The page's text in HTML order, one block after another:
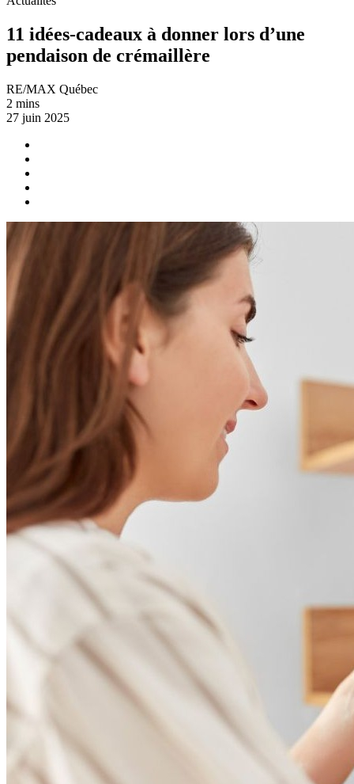
11 idées-cadeaux à donner lors d’une
pendaison de crémaillère
RE/MAX Québec
2 mins
27 juin 2025